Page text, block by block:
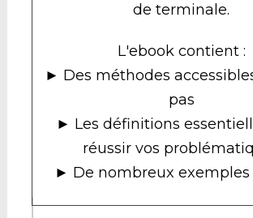
de terminale.
L'ebook contient :
► Des méthodes
pas
► Les définitions
réussir vos
► De nombreux exemples